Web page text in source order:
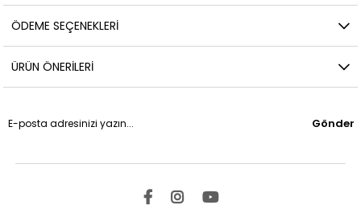
ÖDEME SEÇENEKLERI
ÜRÜN ÖNERILERI
Gönder